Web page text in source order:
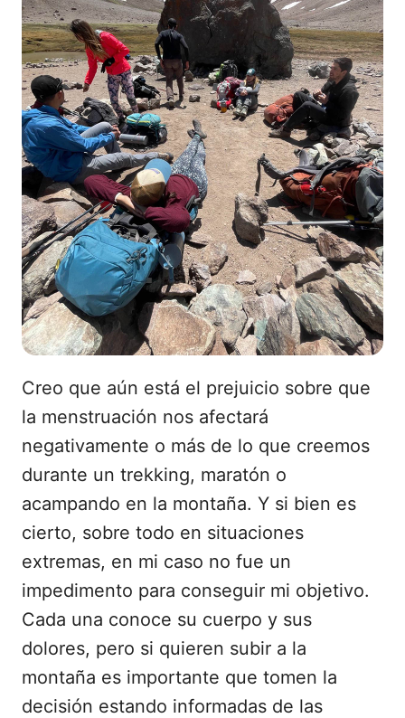
Creo que aún está el prejuicio sobre que
la menstruación nos afectará
negativamente o más de lo que creemos
durante un trekking, maratón o
acampando en la montaña. Y si bien es
cierto, sobre todo en situaciones
extremas, en mi caso no fue un
impedimento para conseguir mi objetivo.
Cada una conoce su cuerpo y sus
dolores, pero si quieren subir a la
montaña es importante que tomen la
decisión estando informadas de las